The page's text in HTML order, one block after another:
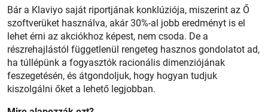
Bár a Klaviyo saját riportjának konklúziója, miszerint az Ő
szoftverüket használva, akár 30%-al jobb eredményt is el
lehet érni az akciókhoz képest, nem csoda. De a
részrehajlástól függetlenül rengeteg hasznos gondolatot ad,
ha túllépünk a fogyasztók racionális dimenziójának
feszegetésén, és átgondoljuk, hogy hogyan tudjuk
kiszolgálni őket a lehető legjobban.